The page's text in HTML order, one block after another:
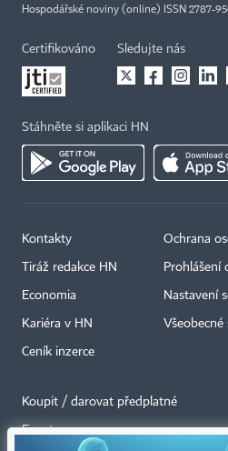
Hospodářské noviny (online) ISSN 2787-
Certifikováno Sledujte nás
Stáhněte si aplikaci HN
Kontakty
Tiráž redakce HN
Economia
Kariéra v HN
Ceník inzerce
Ochrana
Prohlášení
Nastavení
Koupit / darovat předplatné
Eventy